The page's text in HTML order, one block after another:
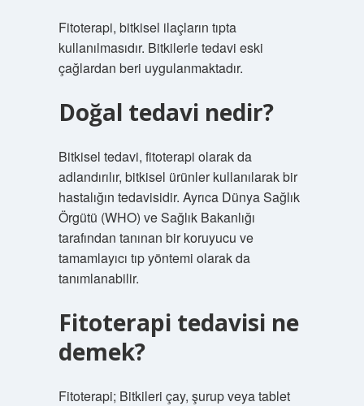
Fitoterapi, bitkisel ilaçların tıpta
kullanılmasıdır. Bitkilerle tedavi eski
çağlardan beri uygulanmaktadır.
Doğal tedavi nedir?
Bitkisel tedavi, fitoterapi olarak da
adlandırılır, bitkisel ürünler kullanılarak bir
hastalığın tedavisidir. Ayrıca Dünya Sağlık
Örgütü (WHO) ve Sağlık Bakanlığı
tarafından tanınan bir koruyucu ve
tamamlayıcı tıp yöntemi olarak da
tanımlanabilir.
Fitoterapi tedavisi ne
demek?
Fitoterapi; Bitkileri çay, şurup veya tablet